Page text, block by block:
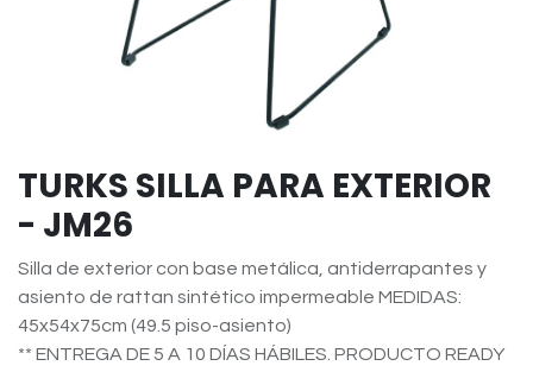
TURKS SILLA PARA EXTERIOR
- JM26
Silla de exterior con base metálica, antiderrapantes y
asiento de rattan sintético impermeable MEDIDAS:
45x54x75cm (49.5 piso-asiento)
** ENTREGA DE 5 A 10 DÍAS HÁBILES. PRODUCTO READY